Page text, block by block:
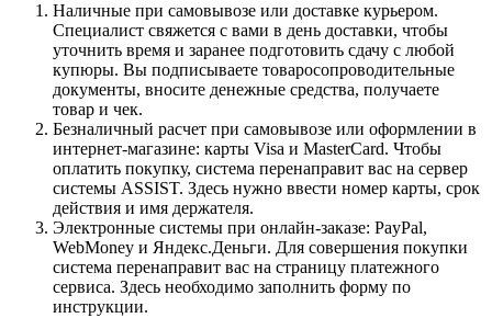
Наличные при самовывозе или доставке курьером.
Специалист свяжется с вами в день доставки, чтобы
уточнить время и заранее подготовить сдачу с любой
купюры. Вы подписываете товаросопроводительные
документы, вносите денежные средства, получаете
товар и чек.
Безналичный расчет при самовывозе или оформлении в
интернет-магазине: карты Visa и MasterCard. Чтобы
оплатить покупку, система перенаправит вас на сервер
системы ASSIST. Здесь нужно ввести номер карты, срок
действия и имя держателя.
Электронные системы при онлайн-заказе: PayPal,
WebMoney и Яндекс.Деньги. Для совершения покупки
система перенаправит вас на страницу платежного
сервиса. Здесь необходимо заполнить форму по
инструкции.